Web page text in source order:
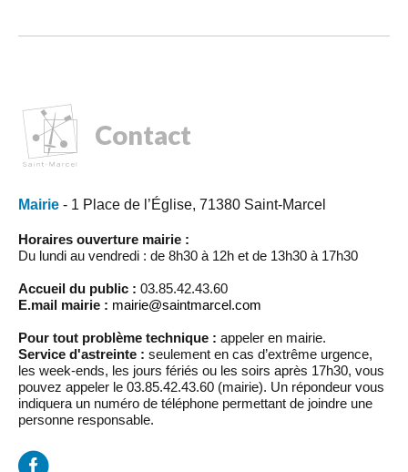
Contact
Mairie - 1 Place de l’Église, 71380 Saint-Marcel
Horaires ouverture mairie :
Du lundi au vendredi : de 8h30 à 12h et de 13h30 à 17h30
Accueil du public : 03.85.42.43.60
E.mail mairie : mairie@saintmarcel.com
Pour tout problème technique : appeler en mairie.
Service d'astreinte : seulement en cas d’extrême urgence,
les week-ends, les jours fériés ou les soirs après 17h30, vous
pouvez appeler le 03.85.42.43.60 (mairie). Un répondeur vous
indiquera un numéro de téléphone permettant de joindre une
personne responsable.